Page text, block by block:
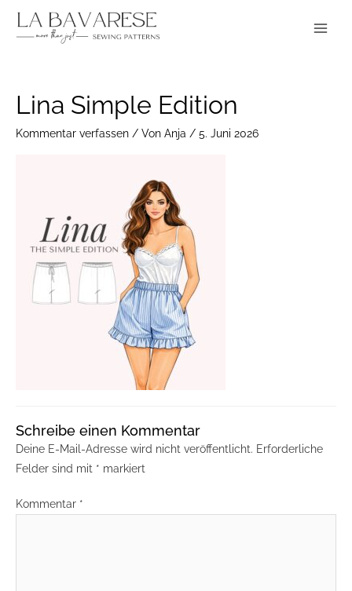
Inhalt
Lina Simple Edition
Kommentar verfassen / Von Anja / 5. Juni 2026
Schreibe einen Kommentar
Deine E-Mail-Adresse wird nicht veröffentlicht. Erforderliche
Felder sind mit * markiert
Kommentar *